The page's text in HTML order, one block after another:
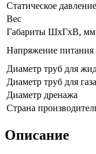
Статическое давление
Вес
Габариты ШхГхВ, мм
Напряжение питания
Диаметр труб для
Диаметр труб для газа
Диаметр дренажа
Страна
Описание